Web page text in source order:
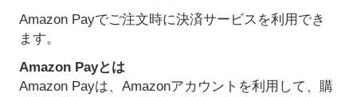
Amazon Payでご注文時に決済サービスを利用でき
ます。
Amazon Payとは
Amazon Payは、Amazonアカウントを利用して、購